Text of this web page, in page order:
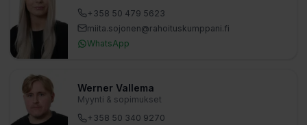
+358 50 479 5623
miita.sojonen​@rahoituskumppani.fi
WhatsApp
Werner Vallema
Myynti & sopimukset
+358 50 340 9270